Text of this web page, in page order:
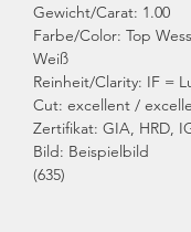
Gewicht/Carat: 1.00
Farbe/Color: Top
Weiß
Reinheit/Clarity: IF =
Cut: excellent /
Zertifikat: GIA, HRD,
Bild: Beispielbild
(635)